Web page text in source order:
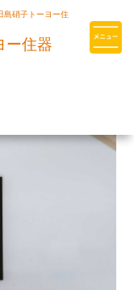
島硝子トーヨー住
ー住器